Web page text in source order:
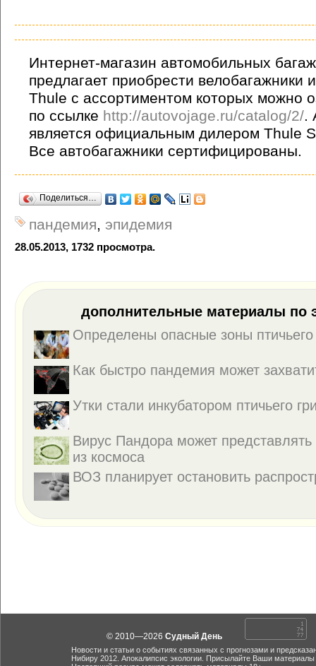
Интернет-магазин автомобильных
предлагает приобрести велобагажники
Thule с ассортиментом которых можно
по ссылке http://autovojage.ru/catalog/2/.
является официальным дилером Тhule
Все автобагажники сертифицированы.
Поделиться…
пандемия, эпидемия
28.05.2013, 1732 просмотра.
дополнительные материалы по
Определены опасные зоны птичьего
Как быстро пандемия может
Утки стали инкубатором птичьего
Вирус Пандора может представлять
из космоса
ВОЗ планирует остановить
© 2010—2026 Судный День
Новости и статьи о событиях связанных с прогнозами и
Нибиру 2012. Апокалипсис экологии. Присылайте Ваши